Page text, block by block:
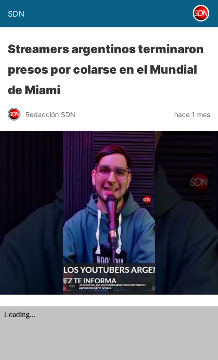
SDN
Streamers argentinos terminaron
presos por colarse en el Mundial
de Miami
Redacción SDN hace 1 mes